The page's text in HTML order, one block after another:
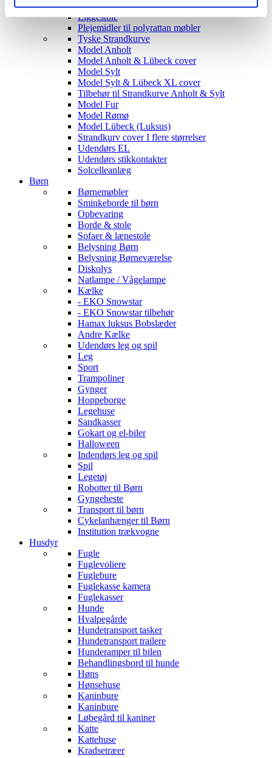
Luksus Loveboats
Liggestole
Plejemidler til polyrattan møbler
Tyske Strandkurve
Model Anholt
Model Anholt & Lübeck cover
Model Sylt
Model Sylt & Lübeck XL cover
Tilbehør til Strandkurve Anholt & Sylt
Model Fur
Model Rømø
Model Lübeck (Luksus)
Strandkurv cover I flere størrelser
Udendørs EL
Udendørs stikkontakter
Solcelleanlæg
Børn
Børnemøbler
Sminkeborde til børn
Opbevaring
Borde & stole
Sofaer & lænestole
Belysning Børn
Belysning Børneværelse
Diskolys
Natlampe / Vågelampe
Kælke
- EKO Snowstar
- EKO Snowstar tilbehør
Hamax luksus Bobslæder
Andre Kælke
Udendørs leg og spil
Leg
Sport
Trampoliner
Gynger
Hoppeborge
Legehuse
Sandkasser
Gokart og el-biler
Halloween
Indendørs leg og spil
Spil
Legetøj
Robotter til Børn
Gyngeheste
Transport til børn
Cykelanhænger til Børn
Institution trækvogne
Husdyr
Fugle
Fuglevoliere
Fuglebure
Fuglekasse kamera
Fuglekasser
Hunde
Hvalpegårde
Hundetransport tasker
Hundetransport trailere
Hunderamper til bilen
Behandlingsbord til hunde
Høns
Hønsehuse
Kaninbure
Kaninbure
Løbegård til kaniner
Katte
Kattehuse
Kradsetræer